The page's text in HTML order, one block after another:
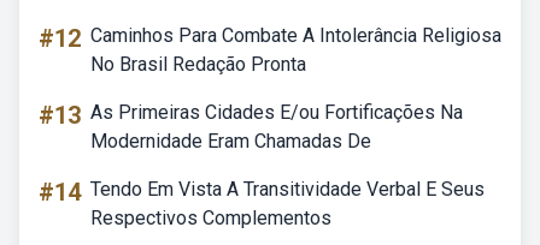
#12 Caminhos Para Combate A Intolerância Religiosa
No Brasil Redação Pronta
#13 As Primeiras Cidades E/ou Fortificações Na
Modernidade Eram Chamadas De
#14 Tendo Em Vista A Transitividade Verbal E Seus
Respectivos Complementos